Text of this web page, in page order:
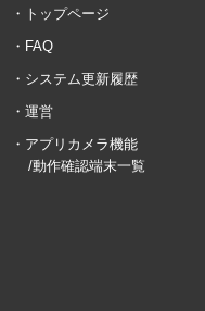
トップページ
FAQ
システム更新履歴
運営
アプリカメラ機能
/動作確認端末一覧